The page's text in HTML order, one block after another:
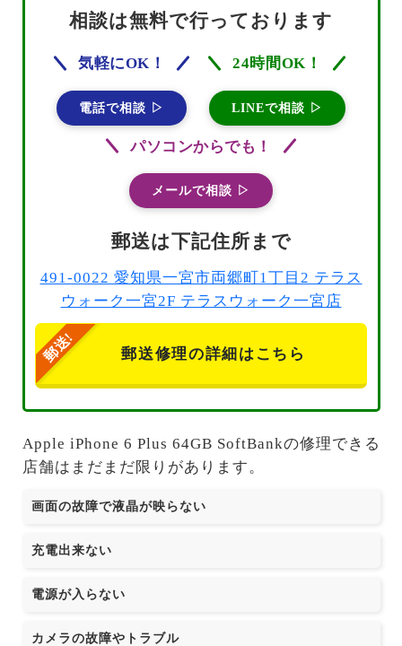
相談は無料で行っております
気軽にOK！
電話で相談 ▷
24時間OK！
LINEで相談 ▷
パソコンからでも！
メールで相談 ▷
郵送は下記住所まで
491-0022 愛知県一宮市両郷町1丁目2 テラス
ウォーク一宮2F テラスウォーク一宮店
郵送修理の詳細はこちら
Apple iPhone 6 Plus 64GB SoftBankの修理できる
店舗はまだまだ限りがあります。
画面の故障で液晶が映らない
充電出来ない
電源が入らない
カメラの故障やトラブル